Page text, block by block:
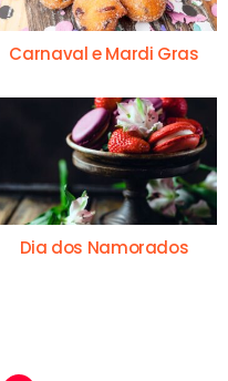
Carnaval e Mardi Gras
Dia dos Namorados